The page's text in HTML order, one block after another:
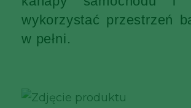
wykorzystać przestrzeń
w pełni.